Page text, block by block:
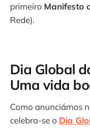
primeiro Manifesto
Rede).
Dia Global
Uma vida
Como anunciámos
celebra-se o Dia